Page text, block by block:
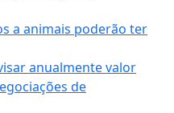
a animais poderão ter
anualmente valor
de